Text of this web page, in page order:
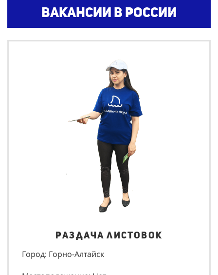
вакансии в России
Раздача листовок
Город: Горно-Алтайск